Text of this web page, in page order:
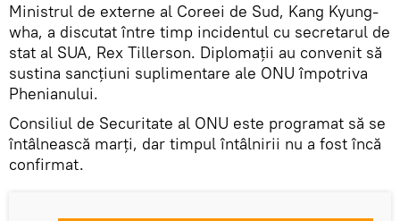
Ministrul de externe al Coreei de Sud, Kang Kyung-
wha, a discutat între timp incidentul cu secretarul de
stat al SUA, Rex Tillerson. Diplomații au convenit să
sustina sancțiuni suplimentare ale ONU împotriva
Phenianului.
Consiliul de Securitate al ONU este programat să se
întâlnească marți, dar timpul întâlnirii nu a fost încă
confirmat.